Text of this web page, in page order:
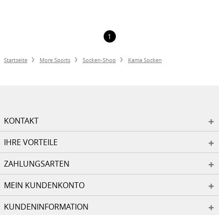
1
Startseite More Sports Socken-Shop Kama Socken
KONTAKT
IHRE VORTEILE
ZAHLUNGSARTEN
MEIN KUNDENKONTO
KUNDENINFORMATION